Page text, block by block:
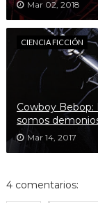
Mar 02, 2018
CIENCIA FICCIÓN
Cowboy Bebop:
somos
Mar 14, 2017
4 comentarios: